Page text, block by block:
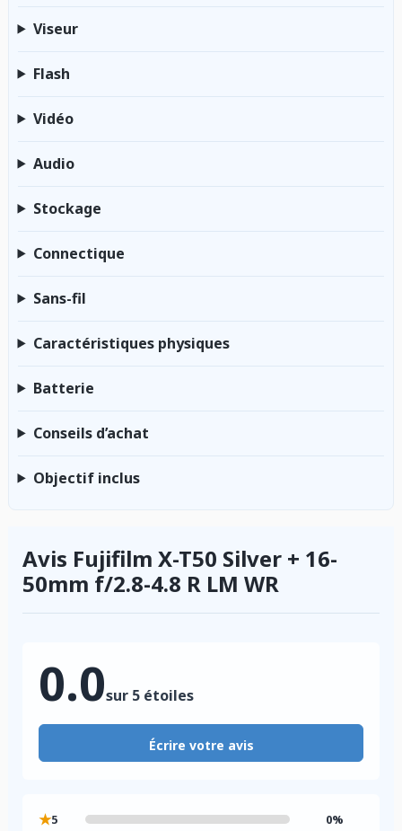
Viseur
Flash
Vidéo
Audio
Stockage
Connectique
Sans-fil
Caractéristiques physiques
Batterie
Conseils d’achat
Objectif inclus
Avis Fujifilm X-T50 Silver + 16-
50mm f/2.8-4.8 R LM WR
0.0sur 5 étoiles
Écrire votre avis
★5 0%